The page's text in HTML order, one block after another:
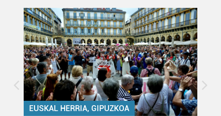
EUSKAL HERRIA, GIPUZKOA